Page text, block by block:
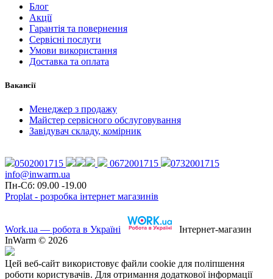
Блог
Акції
Гарантія та повернення
Сервісні послуги
Умови використання
Доставка та оплата
Вакансії
Менеджер з продажу
Майстер сервісного обслуговування
Завідувач складу, комірник
0502001715 0672001715
0732001715
info@inwarm.ua
Пн-Сб: 09.00 -19.00
Proplat - розробка інтернет магазинів
Work.ua — робота в Україні
Інтернет-магазин
InWarm © 2026
Цей веб-сайт використовує файли cookie для поліпшення
роботи користувачів. Для отримання додаткової інформації